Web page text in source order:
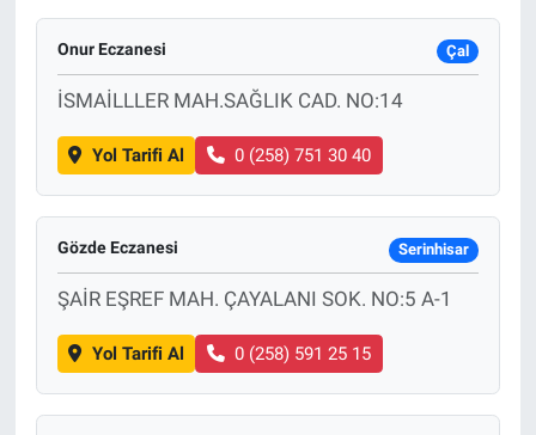
Onur Eczanesi Çal
İSMAİLLLER MAH.SAĞLIK CAD. NO:14
Yol Tarifi Al 0 (258) 751 30 40
Gözde Eczanesi Serinhisar
ŞAİR EŞREF MAH. ÇAYALANI SOK. NO:5 A-1
Yol Tarifi Al 0 (258) 591 25 15